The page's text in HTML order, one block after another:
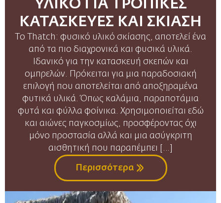
ΥΛΙΚΟ ΓΙΑ ΤΡΟΠΙΚΕΣ
ΚΑΤΑΣΚΕΥΕΣ ΚΑΙ ΣΚΙΑΣΗ
Το Thatch: φυσικό υλικό σκίασης, αποτελεί ένα
από τα πιο διαχρονικά και φυσικά υλικά.
Ιδανικό για την κατασκευή σκεπών και
ομπρελών. Πρόκειται για μια παραδοσιακή
επιλογή που αποτελείται από αποξηραμένα
φυτικά υλικά. Όπως καλάμια, παραποτάμια
φυτά και φύλλα φοίνικα. Χρησιμοποιείται εδώ
και αιώνες παγκοσμίως, προσφέροντας όχι
μόνο προστασία αλλά και μια ασύγκριτη
αισθητική που παραπέμπει […]
Περισσότερα